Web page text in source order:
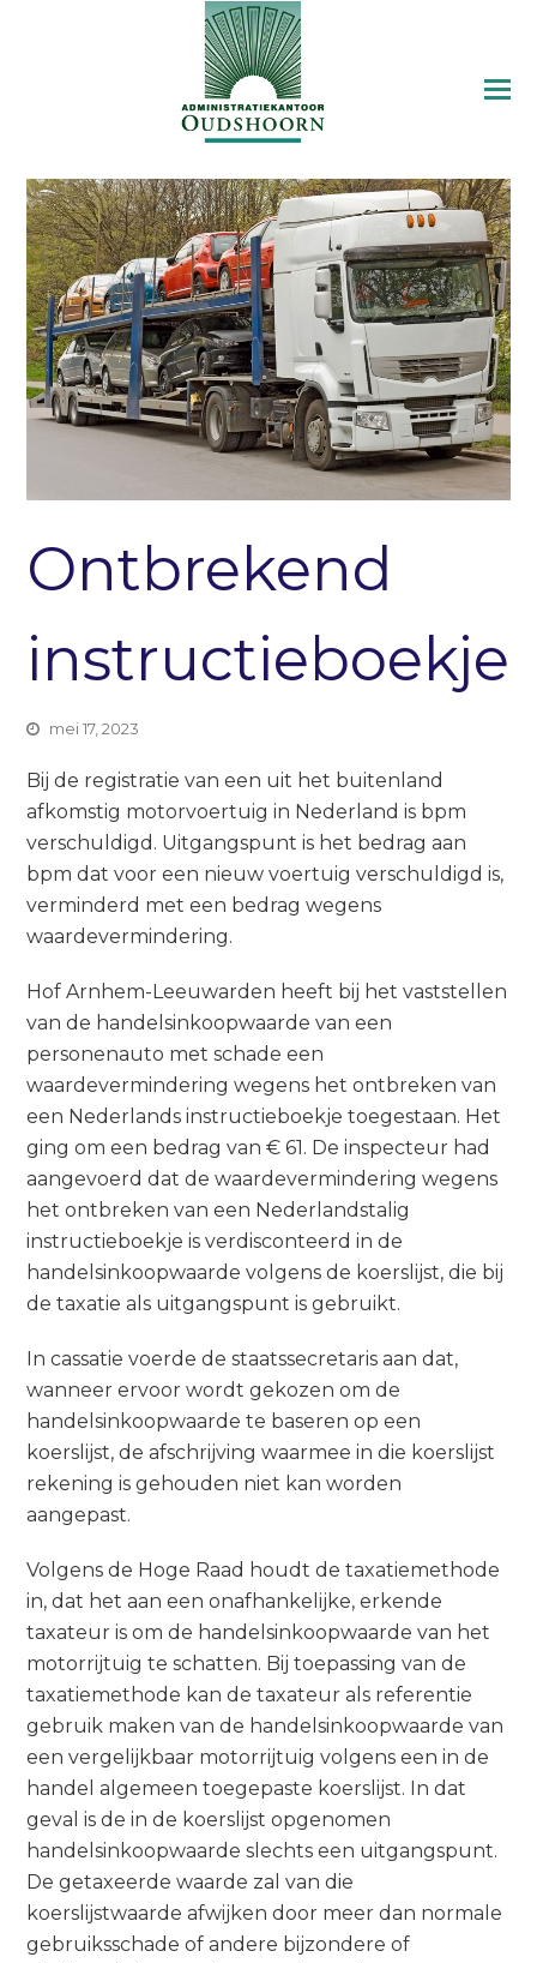
Ontbrekend
instructieboekje
mei 17, 2023
Bij de registratie van een uit het buitenland
afkomstig motorvoertuig in Nederland is bpm
verschuldigd. Uitgangspunt is het bedrag aan
bpm dat voor een nieuw voertuig verschuldigd is,
verminderd met een bedrag wegens
waardevermindering.
Hof Arnhem-Leeuwarden heeft bij het vaststellen
van de handelsinkoopwaarde van een
personenauto met schade een
waardevermindering wegens het ontbreken van
een Nederlands instructieboekje toegestaan. Het
ging om een bedrag van € 61. De inspecteur had
aangevoerd dat de waardevermindering wegens
het ontbreken van een Nederlandstalig
instructieboekje is verdisconteerd in de
handelsinkoopwaarde volgens de koerslijst, die bij
de taxatie als uitgangspunt is gebruikt.
In cassatie voerde de staatssecretaris aan dat,
wanneer ervoor wordt gekozen om de
handelsinkoopwaarde te baseren op een
koerslijst, de afschrijving waarmee in die koerslijst
rekening is gehouden niet kan worden
aangepast.
Volgens de Hoge Raad houdt de taxatiemethode
in, dat het aan een onafhankelijke, erkende
taxateur is om de handelsinkoopwaarde van het
motorrijtuig te schatten. Bij toepassing van de
taxatiemethode kan de taxateur als referentie
gebruik maken van de handelsinkoopwaarde van
een vergelijkbaar motorrijtuig volgens een in de
handel algemeen toegepaste koerslijst. In dat
geval is de in de koerslijst opgenomen
handelsinkoopwaarde slechts een uitgangspunt.
De getaxeerde waarde zal van die
koerslijstwaarde afwijken door meer dan normale
gebruiksschade of andere bijzondere of